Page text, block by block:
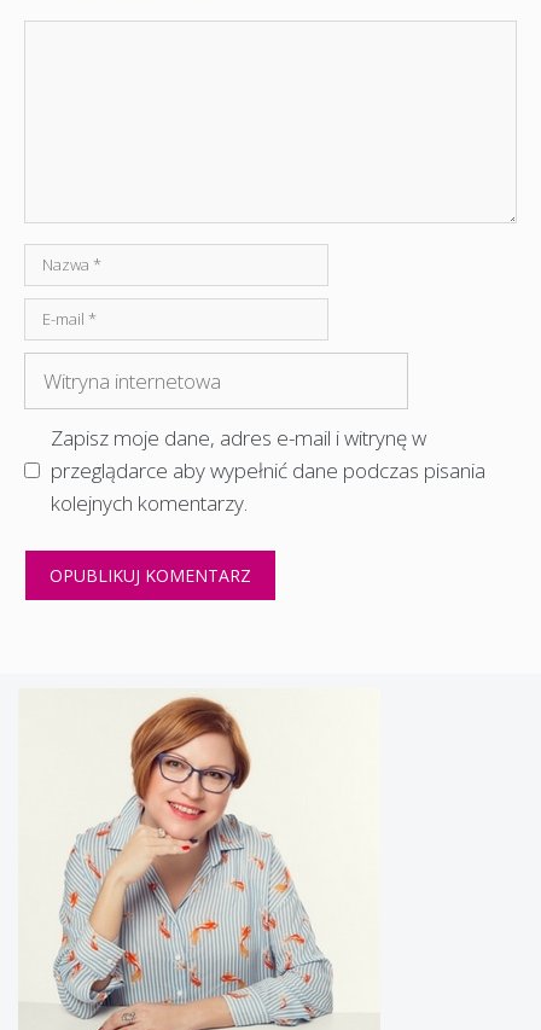
Nazwa
mail
internetowa
Zapisz moje dane, adres e-mail i witrynę w
przeglądarce aby wypełnić dane podczas pisania
kolejnych komentarzy.